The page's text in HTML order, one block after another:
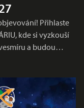
Přihlaste
kde si vyzkouší
a budou…